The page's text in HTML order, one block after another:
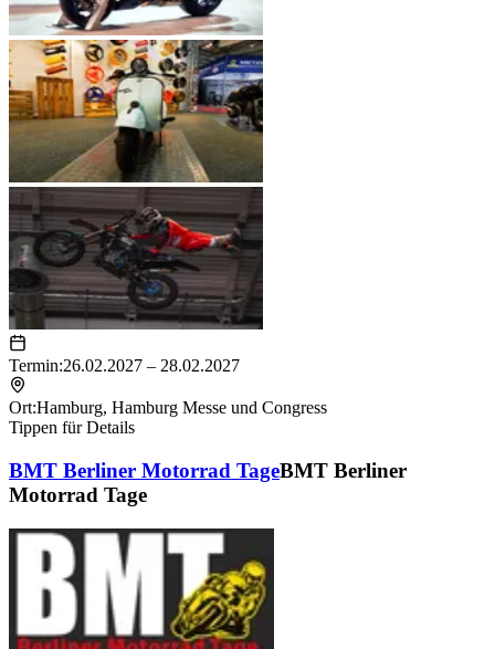
Termin:26.02.2027 – 28.02.2027
Ort:Hamburg, Hamburg Messe und Congress
Tippen für Details
BMT Berliner Motorrad TageBMT Berliner
Motorrad Tage